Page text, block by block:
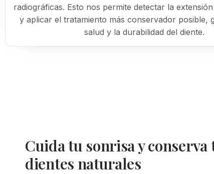
radiográficas. Esto nos permite detectar la
y aplicar el tratamiento más conservador posible,
salud y la durabilidad del diente.
Cuida tu sonrisa y conserva
dientes naturales